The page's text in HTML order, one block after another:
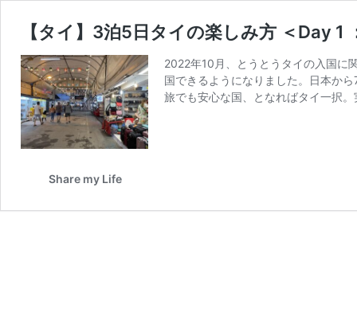
【タイ】3泊5日タイの楽しみ方 ＜Day 1
2022年10月、とうとうタイの入国に
国できるようになりました。日本か
旅でも安心な国、となればタイ一択
Share my Life